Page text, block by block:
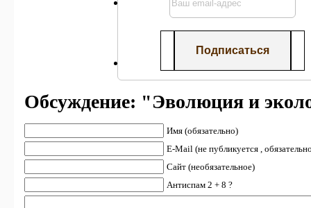
Обсуждение: "Эволюция и
Имя (обязательно)
E-Mail (не публикуется ,
Сайт (необязательное)
Антиспам 2 + 8 ?